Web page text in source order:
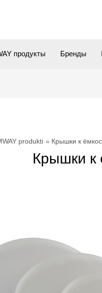
продукты Бренды
produkti Крышки к
Крышки к